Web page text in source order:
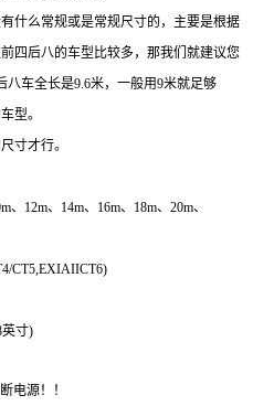
什么常规或是常规尺寸的，主要是根据
四后八的车型比较多，那我们就建议您
八车全长是9.6米，一般用9米就足够
型。
寸才行。
、 12m、 14m、 16m、 18m、 20m、
CT5,EXIAIICT6)
英寸)
电源！！